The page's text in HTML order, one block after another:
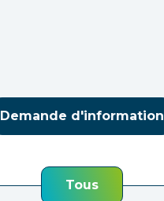
Demande d'information
Tous